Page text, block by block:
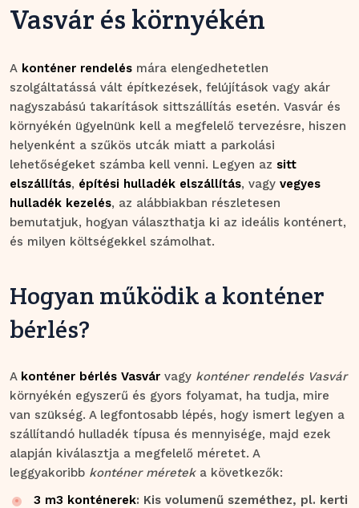
Vasvár és környékén
A konténer rendelés mára elengedhetetlen
szolgáltatássá vált építkezések, felújítások vagy akár
nagyszabású takarítások sittszállítás esetén. Vasvár és
környékén ügyelnünk kell a megfelelő tervezésre, hiszen
helyenként a szűkös utcák miatt a parkolási
lehetőségeket számba kell venni. Legyen az sitt
elszállítás, építési hulladék elszállítás, vagy vegyes
hulladék kezelés, az alábbiakban részletesen
bemutatjuk, hogyan választhatja ki az ideális konténert,
és milyen költségekkel számolhat.
Hogyan működik a konténer
bérlés?
A konténer bérlés Vasvár vagy konténer rendelés Vasvár
környékén egyszerű és gyors folyamat, ha tudja, mire
van szükség. A legfontosabb lépés, hogy ismert legyen a
szállítandó hulladék típusa és mennyisége, majd ezek
alapján kiválasztja a megfelelő méretet. A
leggyakoribb konténer méreteka következők:
3 m3 konténerek: Kis volumenű szeméthez, pl. kerti